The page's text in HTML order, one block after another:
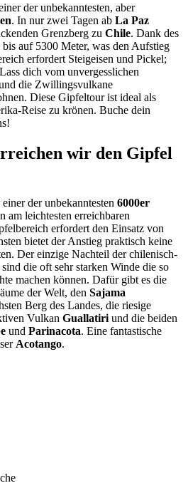
der unbekanntesten, aber
. In nur zwei Tagen ab La Paz
Grenzberg zu Chile. Dank des
auf 5300 Meter, was den Aufstieg
erfordert Steigeisen und Pickel;
dich vom unvergesslichen
die Zwillingsvulkane
Diese Gipfeltour ist ideal als
Reise zu krönen. Buche dein
wir den Gipfel
der unbekanntesten 6000er
leichtesten erreichbaren
erfordert den Einsatz von
bietet der Anstieg praktisch keine
Der einzige Nachteil der chilenisch-
die oft sehr starken Winde die so
machen können. Dafür gibt es die
der Welt, den Sajama
Berg des Landes, die riesige
Vulkan Guallatiri und die beiden
und Parinacota. Eine fantastische
Acotango.